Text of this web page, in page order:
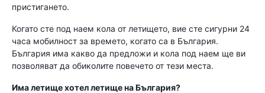
пристигането.
Когато сте под наем кола от летището, вие сте сигурни 24
часа мобилност за времето, когато са в България.
България има какво да предложи и кола под наем ще ви
позволяват да обиколите повечето от тези места.
Има летище хотел летище на България?